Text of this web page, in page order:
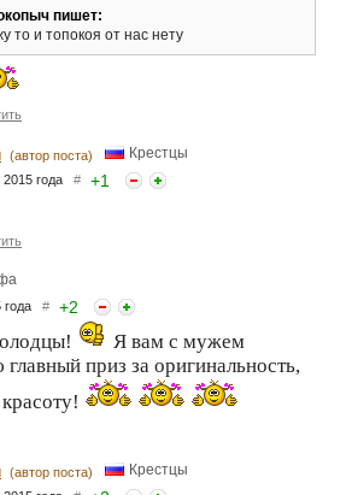
пишет:
то и топокоя от нас нету
(автор поста) Крестцы
2015 года # +1
года # +2
Я вам с мужем
приз за оригинальность,
(автор поста) Крестцы